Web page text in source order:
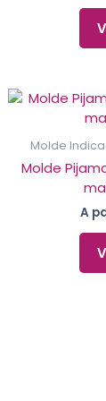
Molde
Molde
A